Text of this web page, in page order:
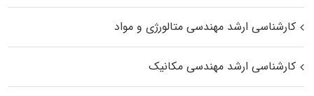
کارشناسی ارشد مهندسی متالورژی و مواد
کارشناسی ارشد مهندسی مکانیک